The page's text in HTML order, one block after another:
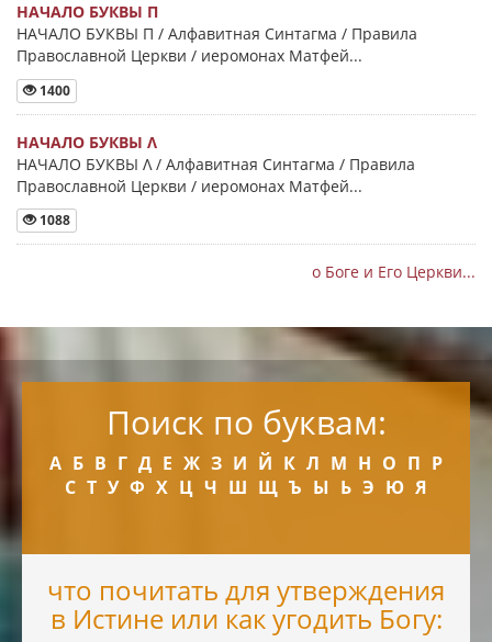
НАЧАЛО БУКВЫ Π
НАЧАЛО БУКВЫ Π / Алфавитная Синтагма / Правила
Православной Церкви / иеромонах Матфей...
1400
НАЧАЛО БУКВЫ Λ
НАЧАЛО БУКВЫ Λ / Алфавитная Синтагма / Правила
Православной Церкви / иеромонах Матфей...
1088
о Боге и Его Церкви...
Поиск по буквам:
А Б В Г Д Е Ж З И Й К Л М Н О П Р
С Т У Ф Х Ц Ч Ш Щ Ъ Ы Ь Э Ю Я
что почитать для утверждения
в Истине или как угодить Богу: